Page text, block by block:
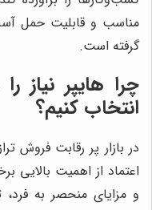
مناسب و قابلیت حمل
گرفته است.
چرا هایپر نیازرا
انتخاب کنیم؟
در بازار پر رقابت فروش
اعتماد از اهمیت بالایی
و مزایای منحصر به